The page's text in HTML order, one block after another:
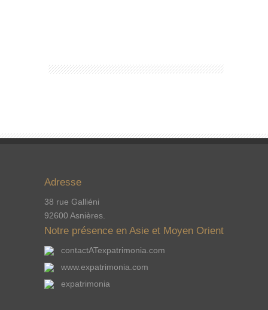
Adresse
38 rue Galliéni
92600 Asnières.
Notre présence en Asie et Moyen Orient
contactATexpatrimonia.com
www.expatrimonia.com
expatrimonia